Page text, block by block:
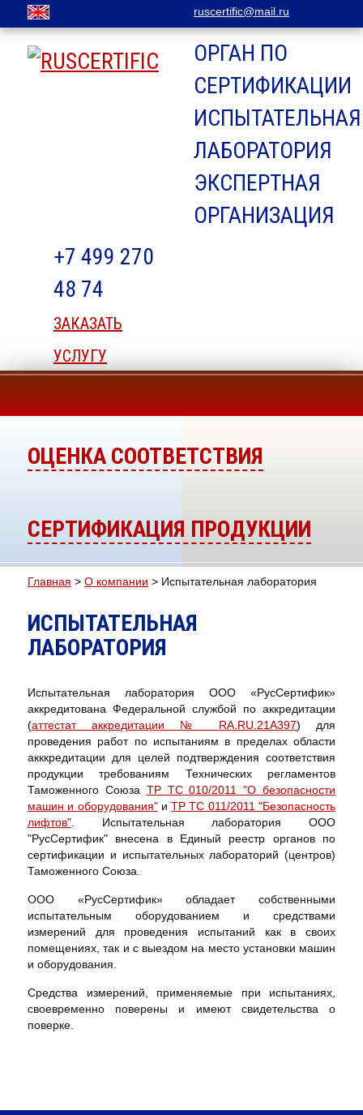
ruscertific@mail.ru
ОРГАН ПО
СЕРТИФИКАЦИИ
ИСПЫТАТЕЛЬНАЯ
ЛАБОРАТОРИЯ
ЭКСПЕРТНАЯ
ОРГАНИЗАЦИЯ
+7 499 270
48 74
ЗАКАЗАТЬ
УСЛУГУ
ОЦЕНКА СООТВЕТСТВИЯ
СЕРТИФИКАЦИЯ ПРОДУКЦИИ
ВЫ ЗДЕСЬ
Главная > О компании > Испытательная лаборатория
ИСПЫТАТЕЛЬНАЯ
ЛАБОРАТОРИЯ
Испытательная лаборатория ООО «РусСертифик»
аккредитована Федеральной службой по аккредитации
(аттестат аккредитации № RA.RU.21A397) для
проведения работ по испытаниям в пределах области
акккредитации для целей подтверждения соответствия
продукции требованиям Технических регламентов
Таможенного Союза ТР ТС 010/2011 "О безопасности
машин и оборудования"иТР ТС 011/2011 "Безопасность
лифтов" . Испытательная лаборатория ООО
"РусСертифик" внесена в Единый реестр органов по
сертификации и испытательных лабораторий (центров)
Таможенного Союза.
ООО «РусСертифик» обладает собственными
испытательным оборудованием и средствами
измерений для проведения испытаний как в своих
помещениях, так и с выездом на место установки машин
и оборудования.
Средства измерений, применяемые при испытаниях,
своевременно поверены и имеют свидетельства о
поверке.